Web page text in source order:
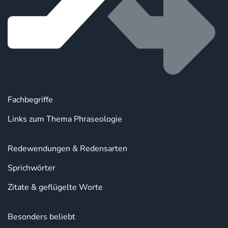
Fachbegriffe
Links zum Thema Phraseologie
Redewendungen & Redensarten
Sprichwörter
Zitate & geflügelte Worte
Besonders beliebt